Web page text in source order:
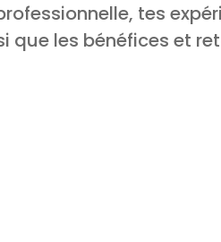
tes
que les bénéfices et